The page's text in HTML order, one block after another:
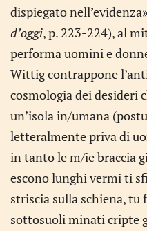
dispiegato
d’oggi, p. 223-224), al
performa uomini e
Wittig contrappone
cosmologia dei desideri
un’isola in/umana
letteralmente priva di
in tanto le m/ie braccia
escono lunghi vermi ti
striscia sulla schiena,
sottosuoli minati cripte